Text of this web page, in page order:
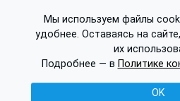
Мы используем файлы
удобнее. Оставаясь на
их
Подробнее — в Политике
OK